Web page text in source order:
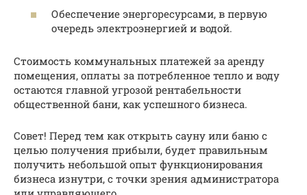
Обеспечение энергоресурсами, в первую
очередь электроэнергией и водой.
Стоимость коммунальных платежей за аренду
помещения, оплаты за потребленное тепло и воду
остаются главной угрозой рентабельности
общественной бани, как успешного бизнеса.
Совет! Перед тем как открыть сауну или баню с
целью получения прибыли, будет правильным
получить небольшой опыт функционирования
бизнеса изнутри, с точки зрения администратора